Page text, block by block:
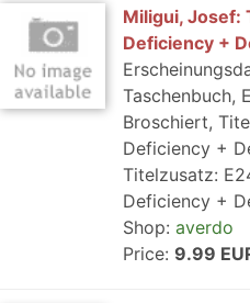
Miligui, Josef:
Deficiency +
Taschenbuch,
Broschiert,
Deficiency +
Titelzusatz:
Deficiency +
Shop: averdo
Price: 9.99